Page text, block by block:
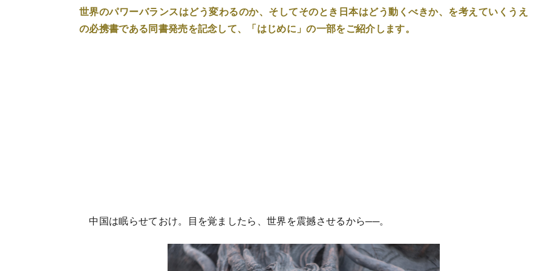
世界のパワーバランスはどう変わるのか、そしてそのとき日本はどう動くべきか、を考えていくうえ
の必携書である同書発売を記念して、「はじめに」の一部をご紹介します。
中国は眠らせておけ。目を覚ましたら、世界を震撼させるから──。